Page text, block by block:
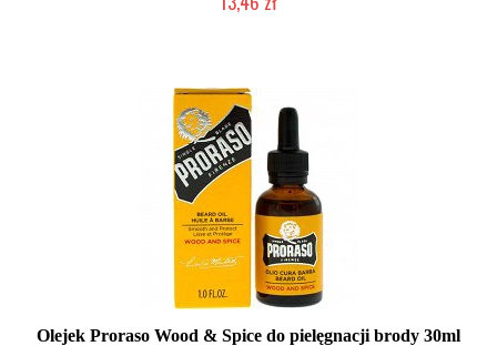
Olejek Proraso Wood & Spice do pielęgnacji brody 30ml